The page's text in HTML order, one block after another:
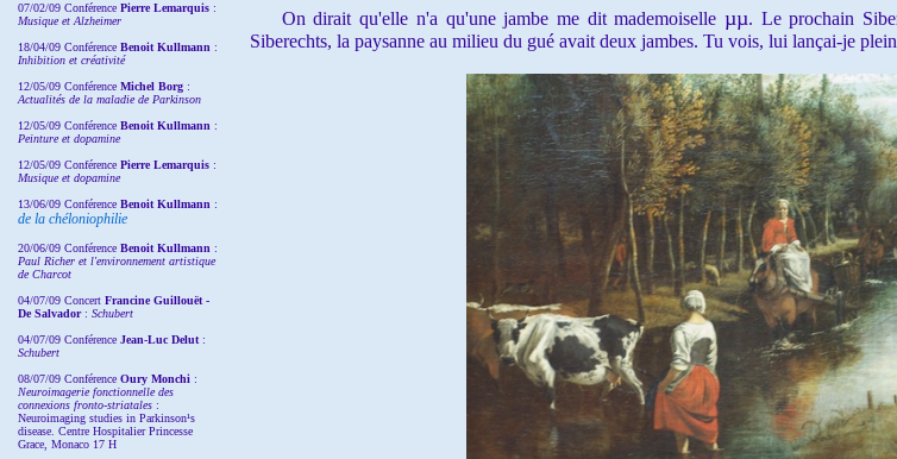
07/02/09 Conférence Pierre Lemarquis :
Musique et Alzheimer
18/04/09 Conférence Benoit Kullmann :
Inhibition et créativité
12/05/09 Conférence Michel Borg :
Actualités de la maladie de Parkinson
12/05/09 Conférence Benoit Kullmann :
Peinture et dopamine
12/05/09 Conférence Pierre Lemarquis :
Musique et dopamine
13/06/09 Conférence Benoit Kullmann :
de la chéloniophilie
20/06/09 Conférence Benoit Kullmann :
Paul Richer et l'environnement artistique
de Charcot
04/07/09 Concert Francine Guillouët -
De Salvador : Schubert
04/07/09 Conférence Jean-Luc Delut :
Schubert
08/07/09 Conférence Oury Monchi :
Neuroimagerie fonctionnelle des
connexions fronto-striatales :
Neuroimaging studies in Parkinson¹s
disease. Centre Hospitalier Princesse
Grace, Monaco 17 H
On dirait qu'elle n'a qu'une jambe me dit mademoiselleµµ. Le prochain
Siberechts, la paysanne au milieu du gué avait deux jambes. Tu vois, lui lançai-je